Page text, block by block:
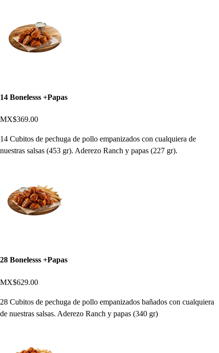
14 Bonelesss +Papas
MX$369.00
14 Cubitos de pechuga de pollo empanizados con cualquiera de
nuestras salsas (453 gr). Aderezo Ranch y papas (227 gr).
28 Bonelesss +Papas
MX$629.00
28 Cubitos de pechuga de pollo empanizados bañados con cualquiera
de nuestras salsas. Aderezo Ranch y papas (340 gr)